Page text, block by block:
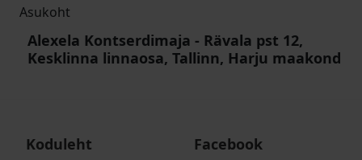
Asukoht
Alexela Kontserdimaja - Rävala pst 12,
Kesklinna linnaosa, Tallinn, Harju maakond
Koduleht
Facebook